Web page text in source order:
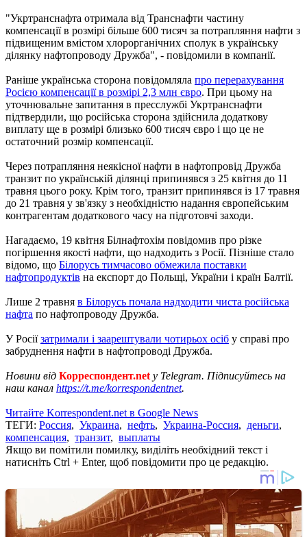
"Укртранснафта отримала від Транснафти частину
компенсації в розмірі більше 600 тисяч за потрапляння нафти з
підвищеним вмістом хлорорганічних сполук в українську
ділянку нафтопроводу Дружба", - повідомили в компанії.
Раніше українська сторона повідомляла про перерахування
Росією компенсації в розмірі 2,3 млн євро. При цьому на
уточнювальне запитання в пресслужбі Укртранснафти
підтвердили, що російська сторона здійснила додаткову
виплату ще в розмірі близько 600 тисяч євро і що це не
остаточний розмір компенсації.
Через потрапляння неякісної нафти в нафтопровід Дружба
транзит по українській ділянці припинявся з 25 квітня до 11
травня цього року. Крім того, транзит припинявся із 17 травня
до 21 травня у зв'язку з необхідністю надання європейським
контрагентам додаткового часу на підготовчі заходи.
Нагадаємо, 19 квітня Білнафтохім повідомив про різке
погіршення якості нафти, що надходить з Росії. Пізніше стало
відомо, що Білорусь тимчасово обмежила поставки
нафтопродуктів на експорт до Польщі, України і країн Балтії.
Лише 2 травня в Білорусь почала надходити чиста російська
нафта по нафтопроводу Дружба.
У Росіїзатримали і заарештували чотирьох осіб у справі про
забруднення нафти в нафтопроводі Дружба.
Новини від Корреспондент.net у Telegram. Підписуйтесь на
наш канал https://t.me/korrespondentnet.
Читайте Korrespondent.net в Google News
ТЕГИ: Россия, Украина, нефть, Украина-Россия, деньги,
компенсация, транзит, выплаты
Якщо ви помітили помилку, виділіть необхідний текст і
натисніть Ctrl + Enter, щоб повідомити про це редакцію.